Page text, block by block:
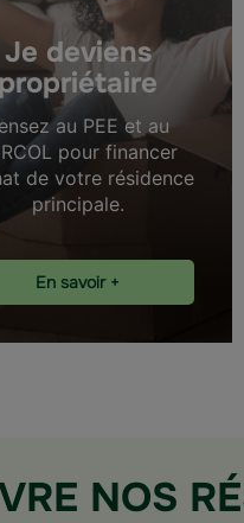
Je deviens
propriétaire
au PEE et au
pour financer
de votre résidence
principale.
En savoir +
NOS